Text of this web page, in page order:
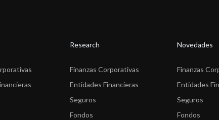
Research
Finanzas Corporativas
Entidades Financieras
Seguros
Fondos
Novedades
Finanzas
Entidades
Seguros
Fondos